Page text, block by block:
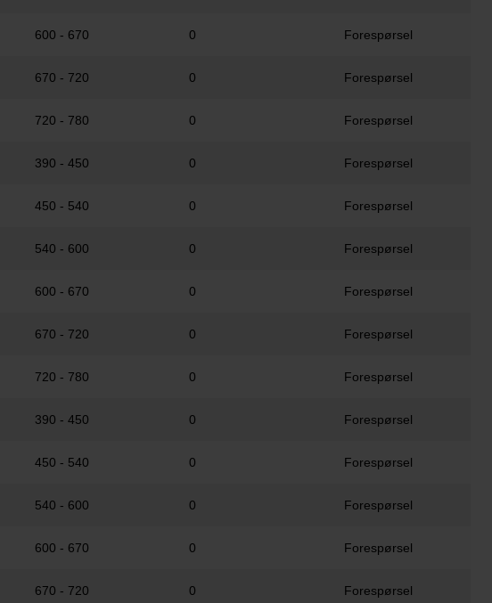
600 - 670 0 Forespørsel
670 - 720 0 Forespørsel
720 - 780 0 Forespørsel
390 - 450 0 Forespørsel
450 - 540 0 Forespørsel
540 - 600 0 Forespørsel
600 - 670 0 Forespørsel
670 - 720 0 Forespørsel
720 - 780 0 Forespørsel
390 - 450 0 Forespørsel
450 - 540 0 Forespørsel
540 - 600 0 Forespørsel
600 - 670 0 Forespørsel
670 - 720 0 Forespørsel